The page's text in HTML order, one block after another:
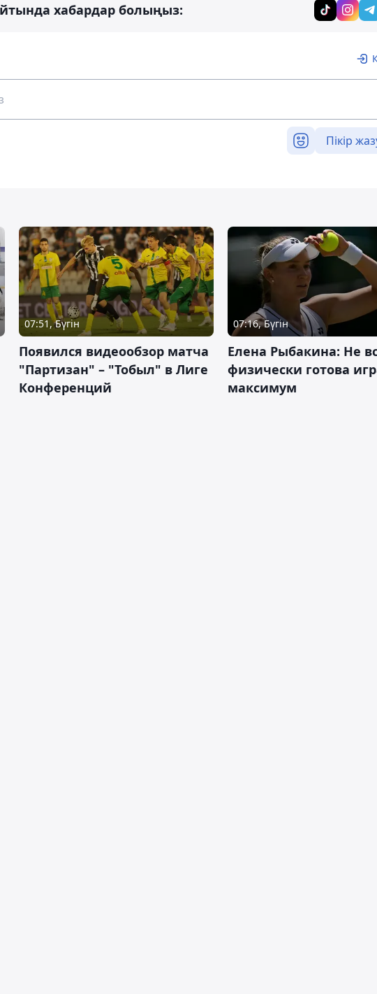
хабардар болыңыз:
Пікір
07:51, Бүгін
Появился видеообзор матча
"Партизан" – "Тобыл" в Лиге
Конференций
07:16, Бүгін
Елена Рыбакина: Не
физически готова
максимум